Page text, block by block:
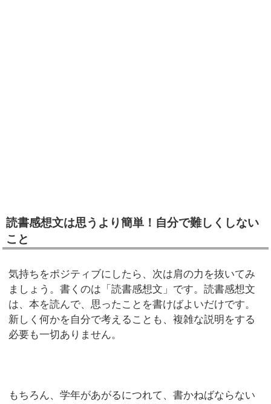
読書感想文は思うより簡単！自分で難しくしない
こと
気持ちをポジティブにしたら、次は肩の力を抜いてみ
ましょう。書くのは「読書感想文」です。読書感想文
は、本を読んで、思ったことを書けばよいだけです。
新しく何かを自分で考えることも、複雑な説明をする
必要も一切ありません。
もちろん、学年があがるにつれて、書かねばならない